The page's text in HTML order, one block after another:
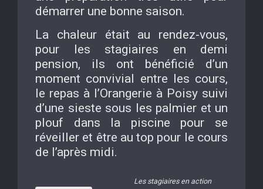
démarrer une bonne saison.
La chaleur était au rendez-vous,
pour les stagiaires en demi
pension, ils ont bénéficié d’un
moment convivial entre les cours,
le repas à l’Orangerie à Poisy suivi
d’une sieste sous les palmier et un
plouf dans la piscine pour se
réveiller et être au top pour le cours
de l’après midi.
Les stagiaires en action